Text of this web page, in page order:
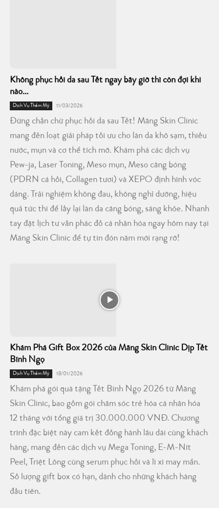
Không phục hồi da sau Tết ngay bây giờ thì còn đợi khi
nào...
Dịch Vụ Thẩm Mỹ 11/03/2026
Đừng chần chừ phục hồi da sau Tết! Măng Skin Clinic
mang đến loạt giải pháp tối ưu cho làn da khô sạm, thiếu
nước, mụn và cơ thể tích mỡ. Khám phá các dịch vụ
Pew-ja, Laser Toning, Meso mụn, Meso căng bóng
(PDRN cá hồi, Collagen tươi) và XEPO định hình vóc
dáng. Trải nghiệm không đau, không nghỉ dưỡng, hiệu
quả tức thì để lấy lại làn da căng bóng, sáng khỏe. Nhanh
tay đặt lịch tư vấn phác đồ cá nhân hóa ngay hôm nay tại
Măng Skin Clinic để tự tin đón năm mới rạng rỡ!
Khám Phá Gift Box 2026 của Măng Skin Clinic Dịp Tết
Bính Ngọ
Dịch Vụ Thẩm Mỹ 18/01/2026
Khám phá gói quà tặng Tết Bính Ngọ 2026 từ Măng
Skin Clinic, bao gồm gói chăm sóc trẻ hóa cá nhân hóa
12 tháng với tổng giá trị 30.000.000 VNĐ. Chương
trình đặc biệt này cam kết đồng hành lâu dài cùng khách
hàng, mang đến các dịch vụ Mega Toning, E-M-Nít
Peel, Triệt Lông cùng serum phục hồi và lì xì may mắn.
Số lượng gift box có hạn, dành cho những khách hàng
đầu tiên.